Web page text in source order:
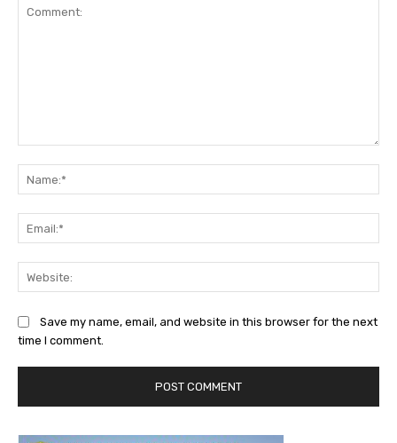
Save my name, email, and website in this browser for the next
time I comment.